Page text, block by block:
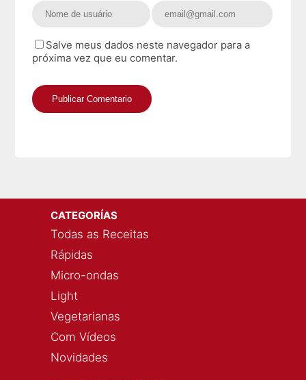
Salve meus dados neste navegador para a
próxima vez que eu comentar.
CATEGORÍAS
Todas as Receitas
Rápidas
Micro-ondas
Light
Vegetarianas
Com Vídeos
Novidades